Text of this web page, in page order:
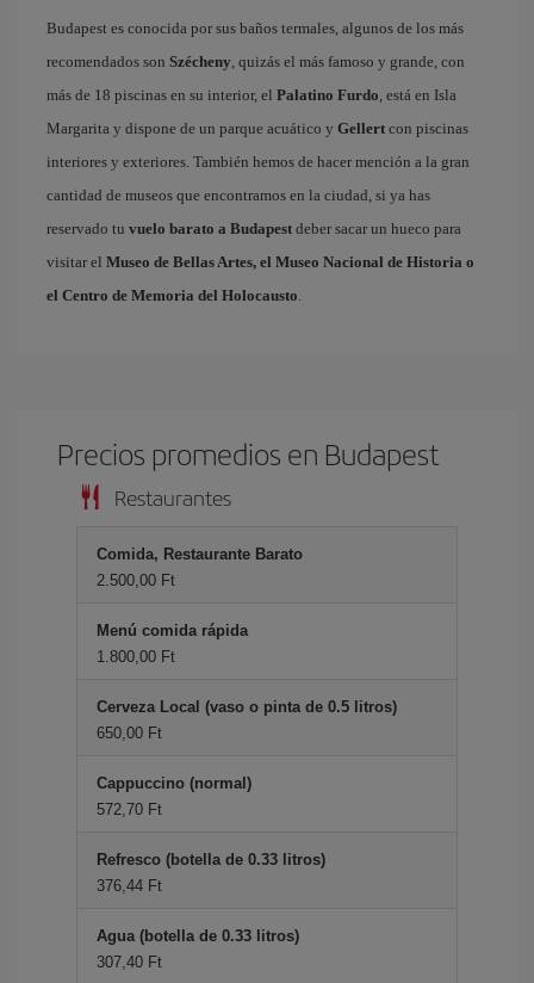
Budapest es conocida por sus baños termales, algunos de los más
recomendados son Szécheny, quizás el más famoso y grande, con
más de 18 piscinas en su interior, el Palatino Furdo, está en Isla
Margarita y dispone de un parque acuático y Gellert con piscinas
interiores y exteriores. También hemos de hacer mención a la gran
cantidad de museos que encontramos en la ciudad, si ya has
reservado tu vuelo barato a Budapest deber sacar un hueco para
visitar el Museo de Bellas Artes, el Museo Nacional de Historia o
el Centro de Memoria del Holocausto.
Precios promedios en Budapest
Restaurantes
Comida, Restaurante Barato
2.500,00 Ft
Menú comida rápida
1.800,00 Ft
Cerveza Local (vaso o pinta de 0.5 litros)
650,00 Ft
Cappuccino (normal)
572,70 Ft
Refresco (botella de 0.33 litros)
376,44 Ft
Agua (botella de 0.33 litros)
307,40 Ft